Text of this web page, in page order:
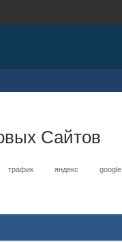
Сайтов
трафик яндекс google